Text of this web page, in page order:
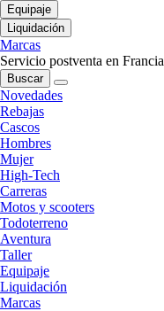
Equipaje
Liquidación
Marcas
Servicio postventa en Francia
Buscar
Novedades
Rebajas
Cascos
Hombres
Mujer
High-Tech
Carreras
Motos y scooters
Todoterreno
Aventura
Taller
Equipaje
Liquidación
Marcas